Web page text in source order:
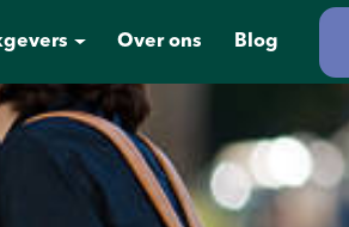
Over ons Blog